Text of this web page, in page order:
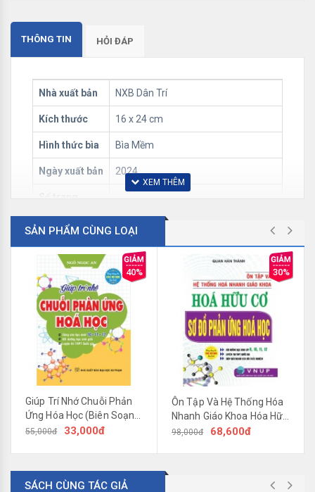
THÔNG TIN HỎI ĐÁP
Nhà xuất bản NXB Dân Trí
Kích thước 16 x 24 cm
Hình thức bìa Bìa Mềm
Ngày xuất bản 2024
Trọng lượng
SẢN PHẨM CÙNG LOẠI
40%
Giúp Trí Nhớ Chuỗi Phản
Ứng Hóa Học (Biên Soạn
Theo Chương Trình Mới)
55,000đ 33,000đ
30%
Ôn Tập Và Hệ Thống Hóa
Nhanh Giáo Khoa Hóa Hữu
Cơ (Sơ Đồ Phản Ứng Hóa
98,000đ 68,600đ
SÁCH CÙNG TÁC GIẢ